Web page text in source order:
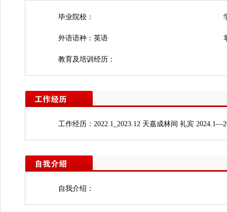
毕业院校：
外语语种：英语
教育及培训经历：
工作经历：2022.1_2023.12 天嘉成林间 礼宾
自我介绍：